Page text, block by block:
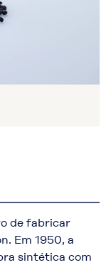
de fabricar
Em 1950, a
sintética com